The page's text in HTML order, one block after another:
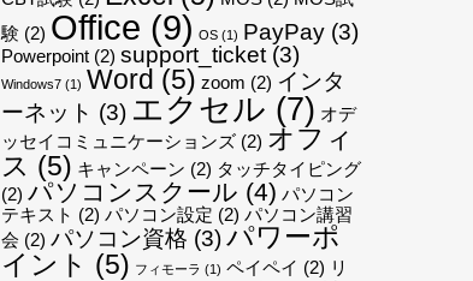
験 (2) Office (9) OS (1) PayPay (3)
Powerpoint (2) support_ticket (3)
Windows7 (1) Word (5) zoom (2) インタ
ーネット (3) エクセル (7) オデ
ッセイコミュニケーションズ (2) オフィ
ス (5) キャンペーン (2) タッチタイピング
(2) パソコンスクール (4) パソコン
テキスト (2) パソコン設定 (2) パソコン講習
会 (2) パソコン資格 (3)パワーポ
イント (5) フィモーラ (1) ペイペイ (2) リ